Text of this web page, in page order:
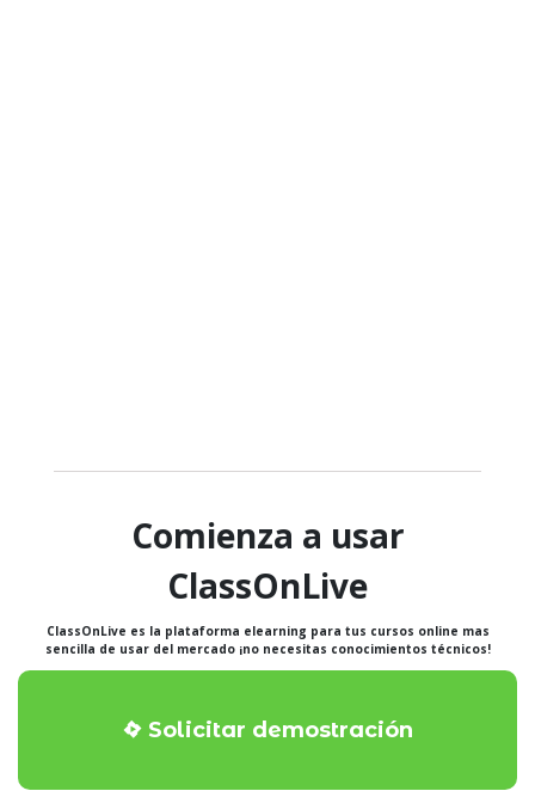
Comienza a usar
ClassOnLive
ClassOnLive es la plataforma elearning para tus cursos online mas
sencilla de usar del mercado ¡no necesitas conocimientos técnicos!
Solicitar demostración